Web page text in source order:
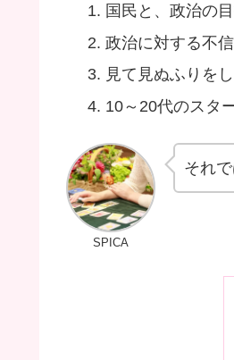
国民と、政治の
政治に対する不
見て見ぬふりを
10～20代のスタ
SPICA
それ